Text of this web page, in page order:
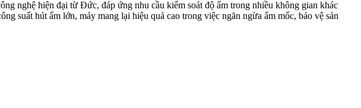
nghệ hiện đại từ Đức, đáp ứng nhu cầu kiểm soát độ ẩm trong nhiều không gian khác
suất hút ẩm lớn, máy mang lại hiệu quả cao trong việc ngăn ngừa ẩm mốc, bảo vệ sản